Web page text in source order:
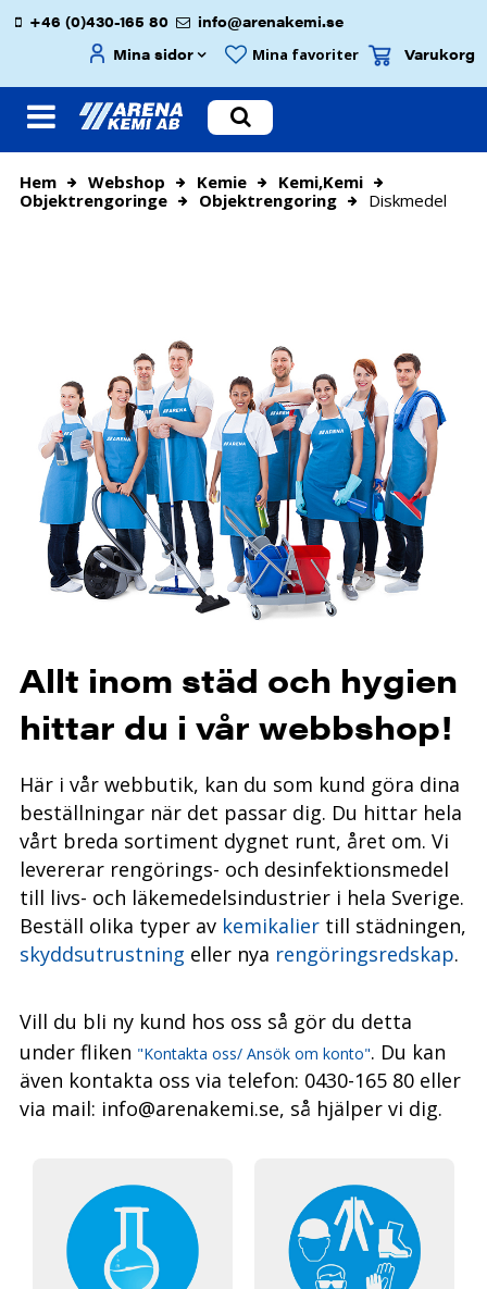
+46 (0)430-165 80
info@arenakemi.se
Mina sidor
Mina favoriter Varukorg
Hem Webshop Kemie
Kemi,kemi
Objektrengoringe
Objektrengoring Diskmedel
Allt inom städ och hygien
hittar du i vår webbshop!
Här i vår webbutik, kan du som kund göra dina
beställningar när det passar dig. Du hittar hela
vårt breda sortiment dygnet runt, året om. Vi
levererar rengörings- och desinfektionsmedel
till livs- och läkemedelsindustrier i hela Sverige.
Beställ olika typer av kemikaliertill städningen,
skyddsutrustning eller nya rengöringsredskap.
Vill du bli ny kund hos oss så gör du detta
under fliken "Kontakta oss/ Ansök om konto". Du kan
även kontakta oss via telefon: 0430-165 80 eller
via mail: info@arenakemi.se, så hjälper vi dig.